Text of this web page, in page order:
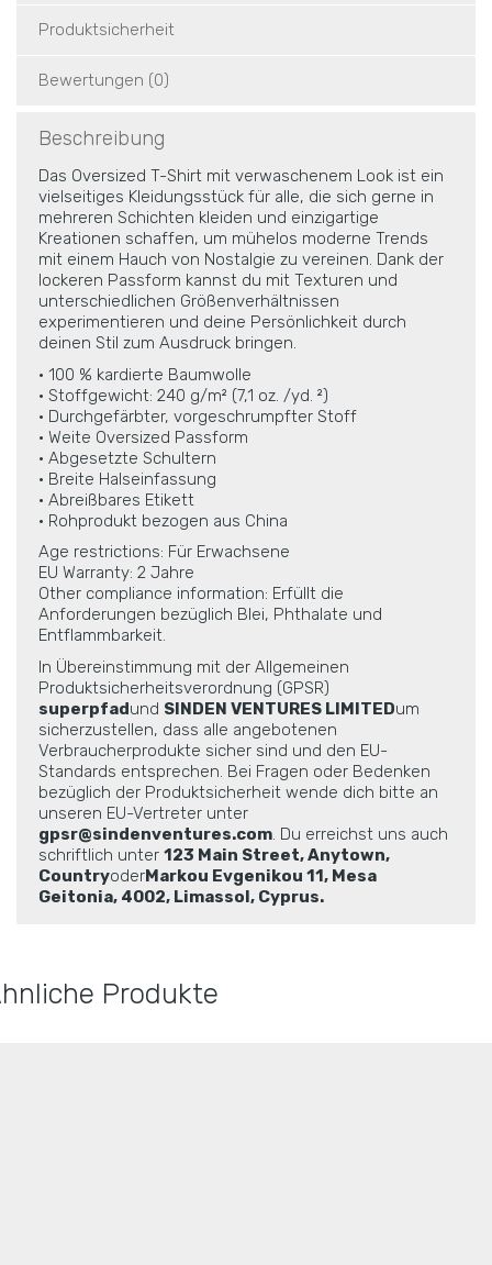
Produktsicherheit
Bewertungen (0)
Beschreibung
Das Oversized T-Shirt mit verwaschenem Look ist ein
vielseitiges Kleidungsstück für alle, die sich gerne in
mehreren Schichten kleiden und einzigartige
Kreationen schaffen, um mühelos moderne Trends
mit einem Hauch von Nostalgie zu vereinen. Dank der
lockeren Passform kannst du mit Texturen und
unterschiedlichen Größenverhältnissen
experimentieren und deine Persönlichkeit durch
deinen Stil zum Ausdruck bringen.
• 100 % kardierte Baumwolle
• Stoffgewicht: 240 g/m² (7,1 oz. /yd. ²)
• Durchgefärbter, vorgeschrumpfter Stoff
• Weite Oversized Passform
• Abgesetzte Schultern
• Breite Halseinfassung
• Abreißbares Etikett
• Rohprodukt bezogen aus China
Age restrictions: Für Erwachsene
EU Warranty: 2 Jahre
Other compliance information: Erfüllt die
Anforderungen bezüglich Blei, Phthalate und
Entflammbarkeit.
In Übereinstimmung mit der Allgemeinen
Produktsicherheitsverordnung (GPSR)
superpfadund SINDEN VENTURES LIMITEDum
sicherzustellen, dass alle angebotenen
Verbraucherprodukte sicher sind und den EU-
Standards entsprechen. Bei Fragen oder Bedenken
bezüglich der Produktsicherheit wende dich bitte an
unseren EU-Vertreter unter
gpsr@sindenventures.com . Du erreichst uns auch
schriftlich unter 123 Main Street, Anytown,
CountryoderMarkou Evgenikou 11, Mesa
Geitonia, 4002, Limassol, Cyprus.
Produkte